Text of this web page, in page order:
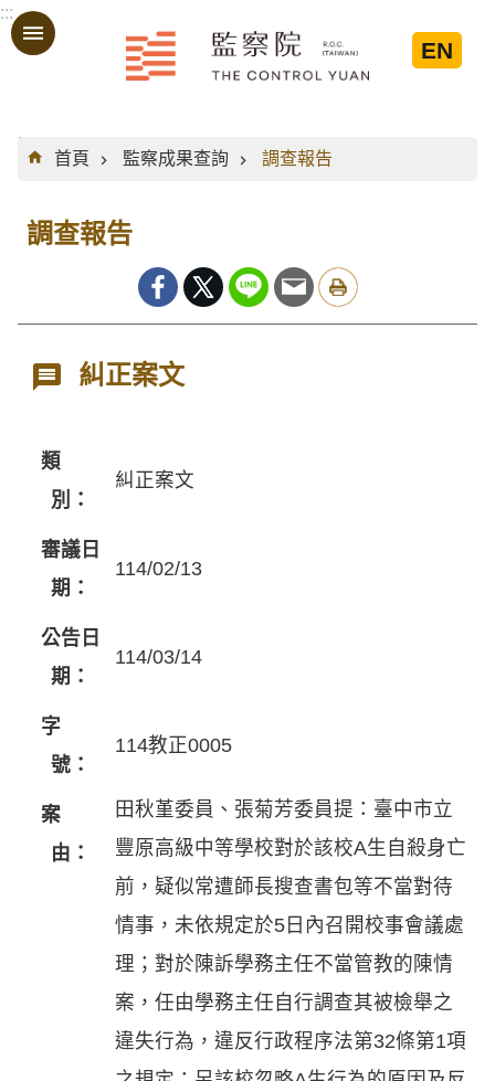
跳到主要內容區塊
:::
EN
:::
首頁
監察成果查詢 調查報告
調查報告
糾正案文
類
別：
糾正案文
審議日
期：
114/02/13
公告日
期：
114/03/14
字
號：
114教正0005
案
由：
田秋堇委員、張菊芳委員提：臺中市立
豐原高級中等學校對於該校A生自殺身亡
前，疑似常遭師長搜查書包等不當對待
情事，未依規定於5日內召開校事會議處
理；對於陳訴學務主任不當管教的陳情
案，任由學務主任自行調查其被檢舉之
違失行為，違反行政程序法第32條第1項